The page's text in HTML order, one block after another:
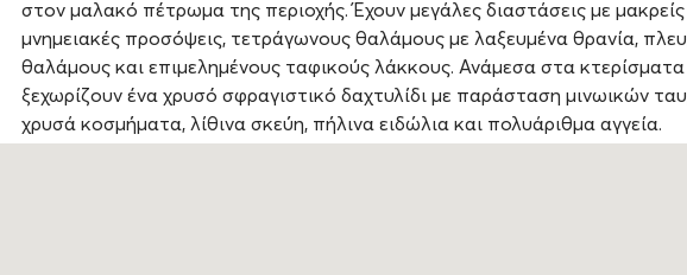
στον μαλακό πέτρωμα της περιοχής. Έχουν μεγάλες διαστάσεις με
μνημειακές προσόψεις, τετράγωνους θαλάμους με λαξευμένα θρανία,
θαλάμους και επιμελημένους ταφικούς λάκκους. Ανάμεσα στα
ξεχωρίζουν ένα χρυσό σφραγιστικό δαχτυλίδι με παράσταση μινωικών
χρυσά κοσμήματα, λίθινα σκεύη, πήλινα ειδώλια και πολυάριθμα αγγεία.